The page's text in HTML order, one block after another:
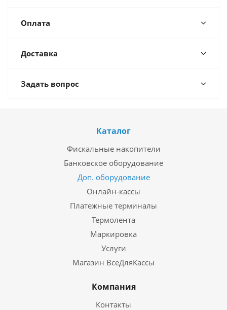
Оплата
Доставка
Задать вопрос
Каталог
Фискальные накопители
Банковское оборудование
Доп. оборудование
Онлайн-кассы
Платежные терминалы
Термолента
Маркировка
Услуги
Магазин ВсеДляКассы
Компания
Контакты